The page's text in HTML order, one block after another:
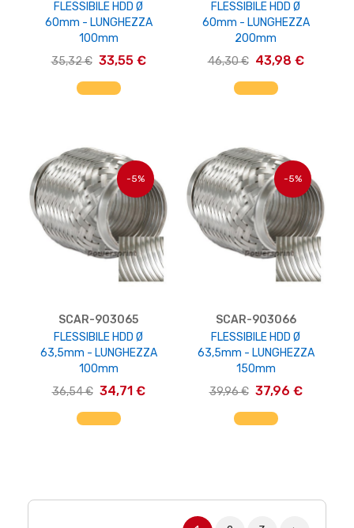
FLESSIBILE HDD Ø
60mm - LUNGHEZZA
100mm
35,32 € 33,55 €
AGGIUNGI AL CARRELLO
FLESSIBILE HDD Ø
60mm - LUNGHEZZA
200mm
46,30 € 43,98 €
AGGIUNGI AL CARRELLO
-5%
SCAR-903065
FLESSIBILE HDD Ø
63,5mm - LUNGHEZZA
100mm
36,54 € 34,71 €
AGGIUNGI AL CARRELLO
-5%
SCAR-903066
FLESSIBILE HDD Ø
63,5mm - LUNGHEZZA
150mm
39,96 € 37,96 €
AGGIUNGI AL CARRELLO